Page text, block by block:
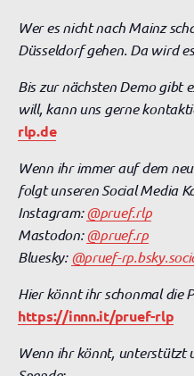
Wer es nicht nach Mainz
Düsseldorf gehen. Da wird
Bis zur nächsten Demo gibt
will, kann uns gerne
rlp.de
Wenn ihr immer auf dem
folgt unseren Social Media
Instagram:@pruef.rlp
Mastodon:@pruef.rp
Bluesky: @pruef-
Hier könnt ihr schonmal die
https://innn.it/pruef-rlp
Wenn ihr könnt, unterstützt